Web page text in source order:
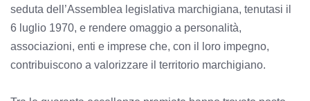
seduta dell’Assemblea legislativa marchigiana, tenutasi il
6 luglio 1970, e rendere omaggio a personalità,
associazioni, enti e imprese che, con il loro impegno,
contribuiscono a valorizzare il territorio marchigiano.